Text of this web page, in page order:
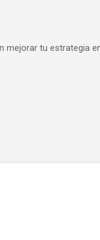
mejorar tu estrategia